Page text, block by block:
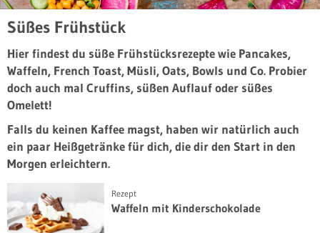
Süßes Frühstück
Hier findest du süße Frühstücksrezepte wie Pancakes,
Waffeln, French Toast, Müsli, Oats, Bowls und Co. Probier
doch auch mal Cruffins, süßen Auflauf oder süßes
Omelett!
Falls du keinen Kaffee magst, haben wir natürlich auch
ein paar Heißgetränke für dich, die dir den Start in den
Morgen erleichtern.
Rezept
Waffeln mit Kinderschokolade